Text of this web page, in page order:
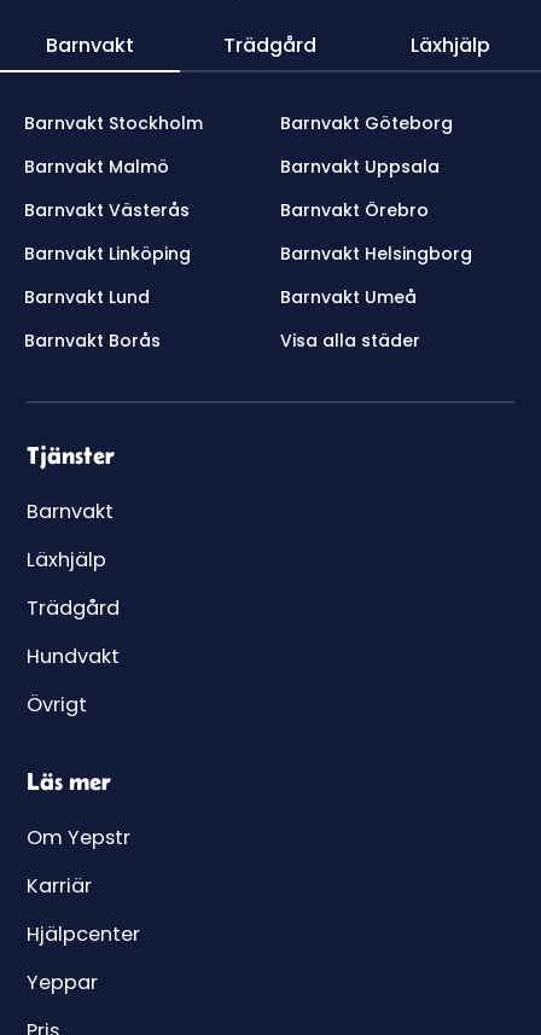
Barnvakt Trädgård Läxhjälp
Barnvakt Stockholm
Barnvakt Göteborg
Barnvakt Malmö
Barnvakt Uppsala
Barnvakt Västerås
Barnvakt Örebro
Barnvakt Linköping
Barnvakt Helsingborg
Barnvakt Lund
Barnvakt Umeå
Barnvakt Borås
Visa alla städer
Tjänster
Barnvakt
Läxhjälp
Trädgård
Hundvakt
Övrigt
Läs mer
Om Yepstr
Karriär
Hjälpcenter
Yeppar